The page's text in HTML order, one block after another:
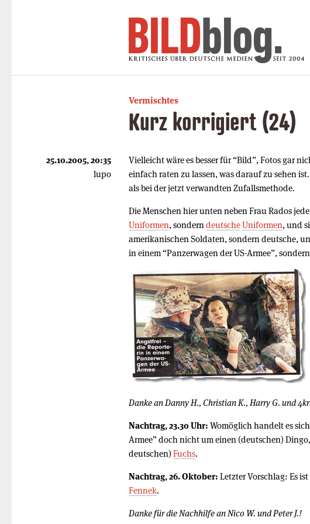
Vermischtes
Kurz korrigiert (24)
Vielleicht wäre es besser für “Bild”, Fotos gar
einfach raten zu lassen, was darauf zu sehen
als bei der jetzt verwandten Zufallsmethode.
Die Menschen hier unten neben Frau Rados
Uniformen, sondern deutscheUniformen, und
amerikanischen Soldaten, sondern deutsche,
in einem “Panzerwagen der US-Armee”,
Danke an Danny H., Christian K., Harry G. und
Nachtrag, 23.30 Uhr: Womöglich handelt es
Armee” doch nicht um einen (deutschen)
deutschen) Fuchs.
Nachtrag, 26. Oktober: Letzter Vorschlag: Es
Fennek.
Danke für die Nachhilfe an Nico W. und Peter J.!
25.10.2005, 20:35
lupo